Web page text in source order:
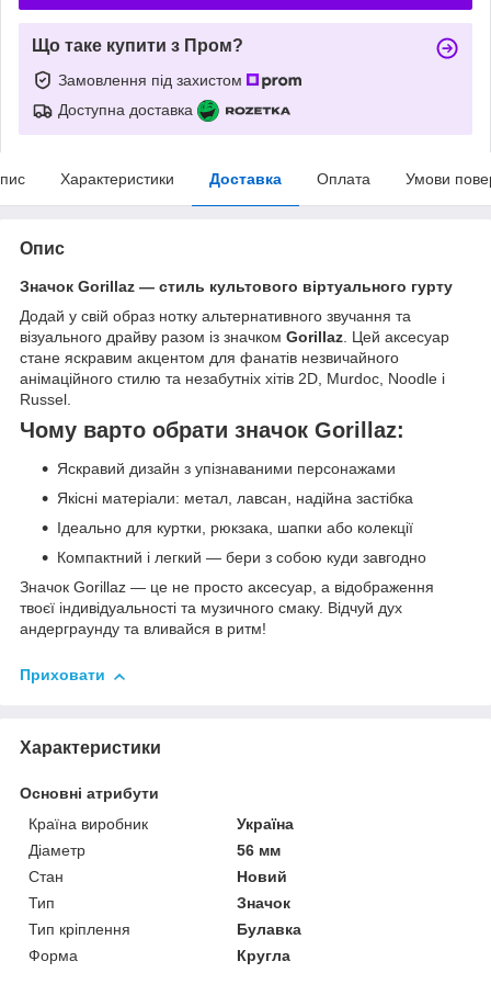
Що таке купити з Пром?
Замовлення під захистом
Доступна доставка
Характеристики Доставка Оплата Умови
Опис
Значок Gorillaz — стиль культового віртуального гурту
Додай у свій образ нотку альтернативного звучання та
візуального драйву разом із значком Gorillaz . Цей аксесуар
стане яскравим акцентом для фанатів незвичайного
анімаційного стилю та незабутніх хітів 2D, Murdoc, Noodle і
Russel.
Чому варто обрати значок Gorillaz:
Яскравий дизайн з упізнаваними персонажами
Якісні матеріали: метал, лавсан, надійна застібка
Ідеально для куртки, рюкзака, шапки або колекції
Компактний і легкий — бери з собою куди завгодно
Значок Gorillaz — це не просто аксесуар, а відображення
твоєї індивідуальності та музичного смаку. Відчуй дух
андерграунду та вливайся в ритм!
Приховати
Характеристики
Основні атрибути
Країна виробник
Україна
Діаметр
56 мм
Стан
Новий
Тип
Значок
Тип кріплення
Булавка
Форма
Кругла